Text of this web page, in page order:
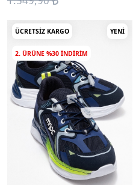
ÜCRETSIZ KARGO YENI
2. ÜRÜNE %30 INDIRIM